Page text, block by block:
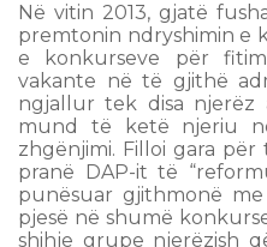
Në vitin 2013, gjatë
premtonin ndryshimin e
e konkurseve për
vakante në të gjithë
ngjallur tek disa njerëz
mund të ketë njeriu
zhgënjimi. Filloi gara
pranë DAP-it të
punësuar gjithmonë
pjesë në shumë
shihje grupe njerëzish